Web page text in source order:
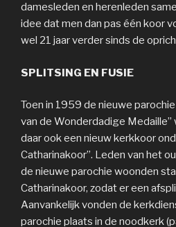
damesleden en herenleden
idee dat men dan pas één koor
wel 21 jaar verder sinds de
SPLITSING EN FUSIE
Toen in 1959 de nieuwe
van de Wonderdadige
daar ook een nieuw kerkkoor
Catharinakoor”. Leden van het
de nieuwe parochie woonden
Catharinakoor, zodat er een
Aanvankelijk vonden de
parochie plaats in de noodkerk